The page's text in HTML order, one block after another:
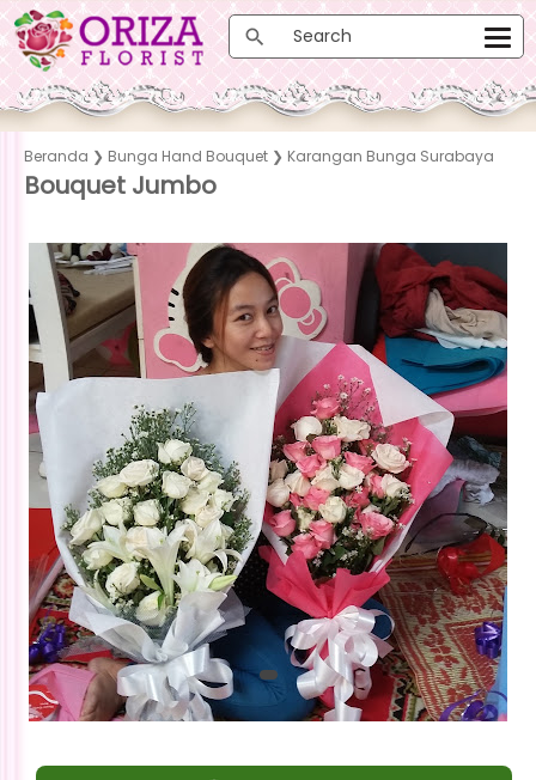
Beranda ❯ Bunga Hand Bouquet ❯ Karangan Bunga Surabaya
Bouquet Jumbo